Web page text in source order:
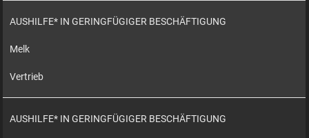
AUSHILFE* IN GERINGFÜGIGER BESCHÄFTIGUNG
Melk
Vertrieb
AUSHILFE* IN GERINGFÜGIGER BESCHÄFTIGUNG